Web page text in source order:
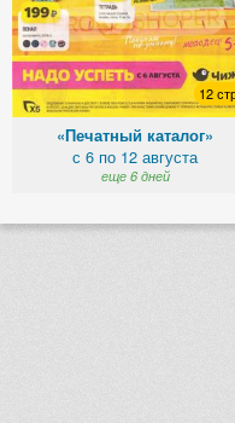
12
«Печатный каталог»
с 6 по 12 августа
еще 6 дней